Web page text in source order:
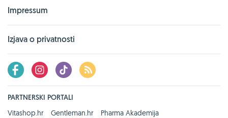
Impressum
Izjava o privatnosti
PARTNERSKI PORTALI
Vitashop.hr
Gentleman.hr Pharma Akademija